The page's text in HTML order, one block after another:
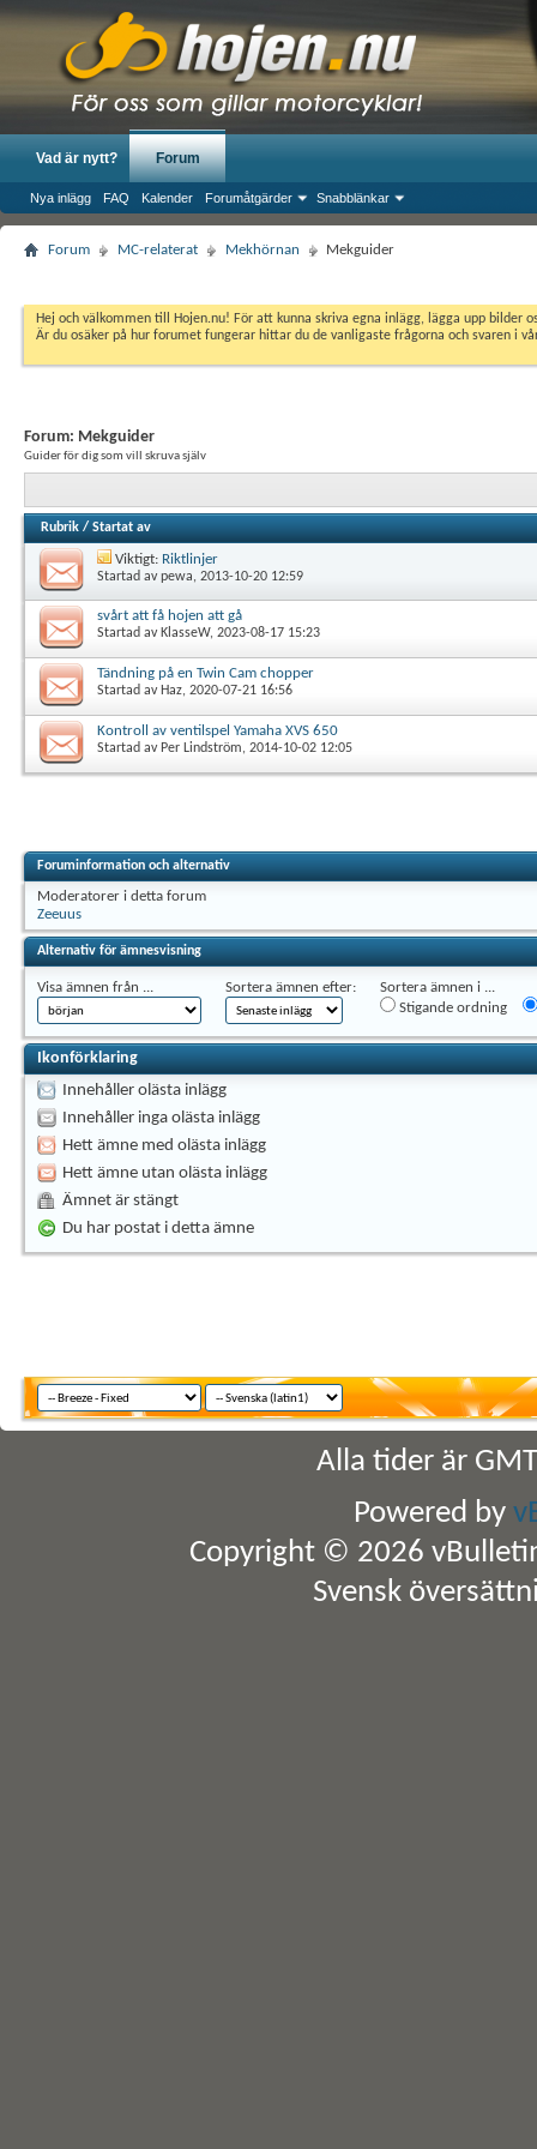
Vad är nytt? Forum
Nya inlägg FAQ Kalender Forumåtgärder Snabblänkar
Forum MC-relaterat Mekhörnan Mekguider
Hej och välkommen till Hojen.nu! För att kunna skriva egna inlägg, lägga upp
Är du osäker på hur forumet fungerar hittar du de vanligaste frågorna och svaren i
Forum: Mekguider
Guider för dig som vill skruva själv
Rubrik / Startat av
Viktigt: Riktlinjer
Startad avpewa, 2013-10-20 12:59
svårt att få hojen att gå
Startad av KlasseW, 2023-08-17 15:23
Tändning på en Twin Cam chopper
Startad av Haz, 2020-07-21 16:56
Kontroll av ventilspel Yamaha XVS 650
Startad av Per Lindström, 2014-10-02 12:05
Foruminformation och alternativ
Moderatorer i detta forum
Zeeuus
Alternativ för ämnesvisning
Visa ämnen från ... Sortera ämnen efter:
Sortera ämnen i ...
Stigande ordning
Ikonförklaring
Innehåller olästa inlägg
Innehåller inga olästa inlägg
Hett ämne med olästa inlägg
Hett ämne utan olästa inlägg
Ämnet är stängt
Du har postat i detta ämne
Alla tider är
Powered by
Copyright © 2026
Svensk